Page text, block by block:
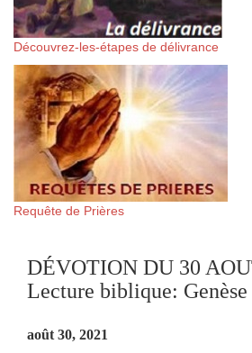
Découvrez-les-étapes de délivrance
Requête de Prières
DÉVOTION DU 30
Lecture biblique: Genèse
août 30, 2021